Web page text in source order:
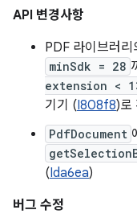
API 변경사항
PDF 라이브러리
minSdk = 28
extension <
기기 (I808f8)로
PdfDocument
(Ida6ea)
버그 수정